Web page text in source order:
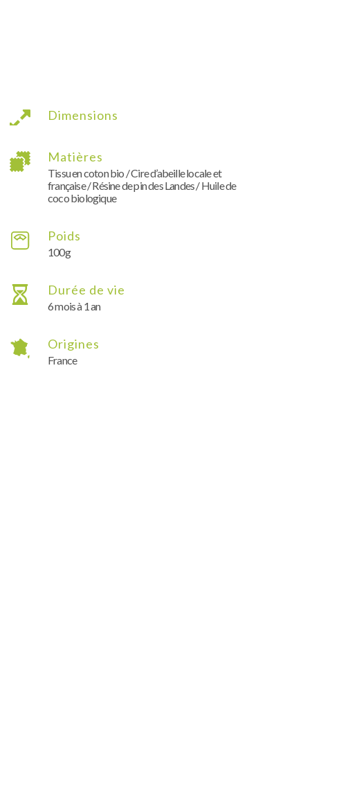
Dimensions
Matières
Tissu en coton bio / Cire d’abeille locale et
française / Résine de pin des Landes / Huile de
coco biologique
Poids
100g
Durée de vie
6 mois à 1 an
Origines
France